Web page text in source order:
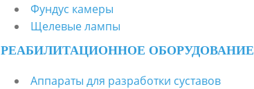
Фундус камеры
Щелевые лампы
РЕАБИЛИТАЦИОННОЕ ОБОРУДОВАНИЕ
Аппараты для разработки суставов